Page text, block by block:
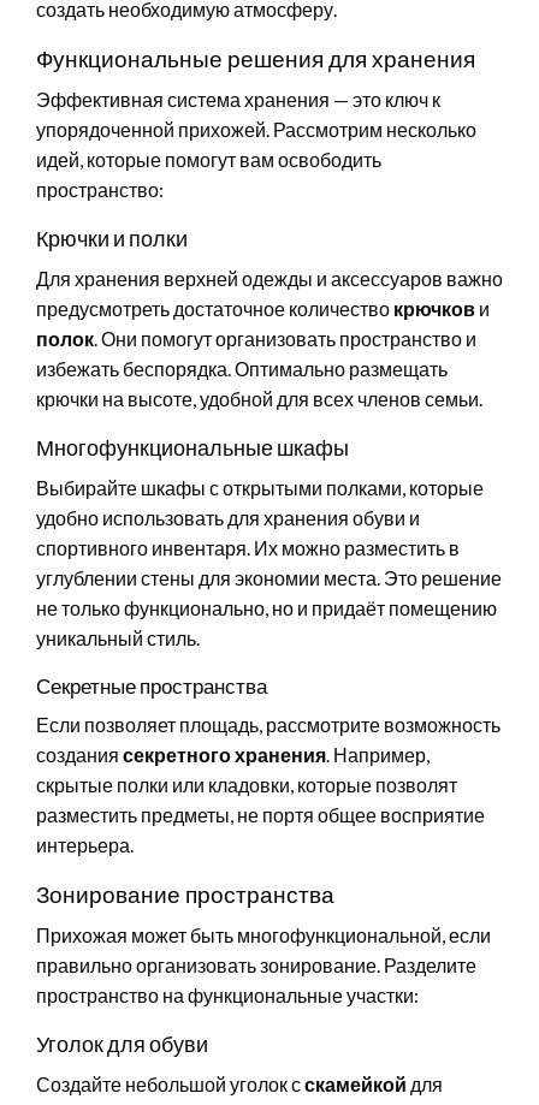
создать необходимую атмосферу.
Функциональные решения для хранения
Эффективная система хранения — это ключ к
упорядоченной прихожей. Рассмотрим несколько
идей, которые помогут вам освободить
пространство:
Крючки и полки
Для хранения верхней одежды и аксессуаров важно
предусмотреть достаточное количество крючков и
полок. Они помогут организовать пространство и
избежать беспорядка. Оптимально размещать
крючки на высоте, удобной для всех членов семьи.
Многофункциональные шкафы
Выбирайте шкафы с открытыми полками, которые
удобно использовать для хранения обуви и
спортивного инвентаря. Их можно разместить в
углублении стены для экономии места. Это решение
не только функционально, но и придаёт помещению
уникальный стиль.
Секретные пространства
Если позволяет площадь, рассмотрите возможность
создания секретного хранения. Например,
скрытые полки или кладовки, которые позволят
разместить предметы, не портя общее восприятие
интерьера.
Зонирование пространства
Прихожая может быть многофункциональной, если
правильно организовать зонирование. Разделите
пространство на функциональные участки:
Уголок для обуви
Создайте небольшой уголок сскамейкой для